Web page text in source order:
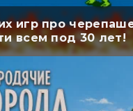
игр про
всем под 30 лет!